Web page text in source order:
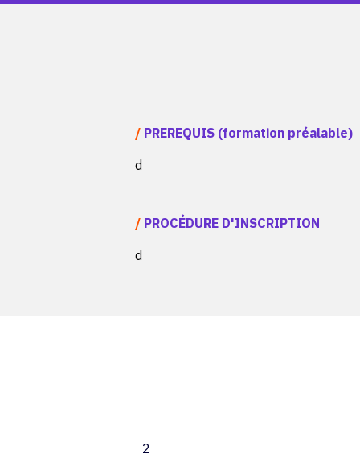
/PREREQUIS (formation préalable)
d
/PROCÉDURE D'INSCRIPTION
d
2